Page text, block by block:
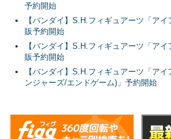
予約開始
【バンダイ】S.H.フィギュアーツ「ア
販予約開始
【バンダイ】S.H.フィギュアーツ「ア
販予約開始
【バンダイ】S.H.フィギュアーツ「ア
ンジャーズ/エンドゲーム)」予約開始